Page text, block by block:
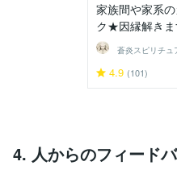
家族間や家系
ク★因縁解きま
4.9 (101)
4. 人からのフィード